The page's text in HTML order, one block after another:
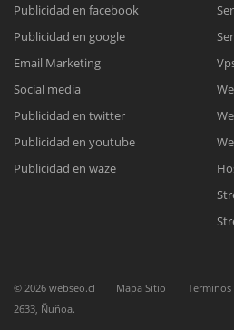
Reunión
Nuestros ejecutivos le enviarán un
Meet para la
Chat
Todos nuestros ejecutivos están fuera
Publicidad en facebook
Publicidad en google
Email Marketing
Social media
Publicidad en twitter
Publicidad en youtube
Publicidad en waze
© 2026 webseo.cl Mapa Sitio Terminos
2633, Ñuñoa.